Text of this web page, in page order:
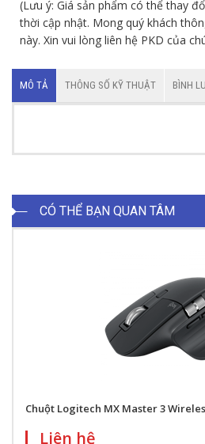
(Lưu ý: Giá sản phẩm có thể thay
thời cập nhật. Mong quý khách
này. Xin vui lòng liên hệ PKD của
MÔ TẢ THÔNG SỐ KỸ THUẬT BÌNH
CÓ THỂ BẠN QUAN TÂM
Chuột Logitech MX Master 3
Liên hệ